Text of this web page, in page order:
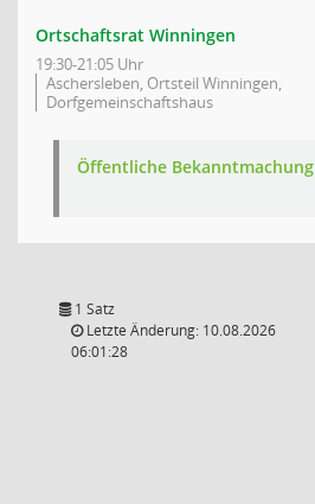
Ortschaftsrat Winningen
19:30-21:05 Uhr
Aschersleben, Ortsteil Winningen,
Dorfgemeinschaftshaus
Öffentliche Bekanntmachung
1 Satz
Letzte Änderung: 10.08.2026
06:01:28